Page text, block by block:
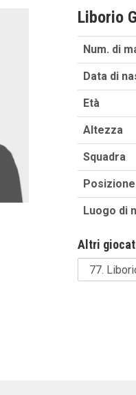
Liborio
Num. di
Data di
Età
Altezza
Squadra
Posizione
Luogo di
Altri